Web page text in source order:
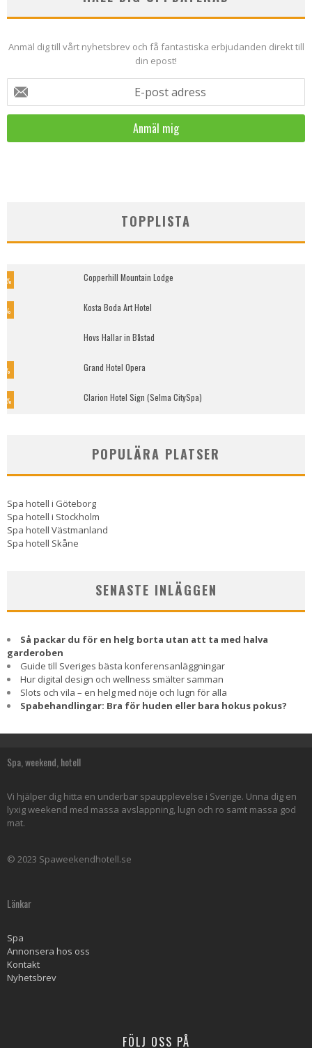
Anmäl dig till vårt nyhetsbrev och få fantastiska erbjudanden direkt till
din epost!
E-post adress
TOPPLISTA
% Copperhill Mountain Lodge
% Kosta Boda Art Hotel
Hovs Hallar in Båstad
% Grand Hotel Opera
% Clarion Hotel Sign (Selma CitySpa)
POPULÄRA PLATSER
Spa hotell i Göteborg
Spa hotell i Stockholm
Spa hotell Västmanland
Spa hotell Skåne
SENASTE INLÄGGEN
Så packar du för en helg borta utan att ta med halva
garderoben
Guide till Sveriges bästa konferensanläggningar
Hur digital design och wellness smälter samman
Slots och vila – en helg med nöje och lugn för alla
Spabehandlingar: Bra för huden eller bara hokus pokus?
Spa, weekend, hotell
Vi hjälper dig hitta en underbar spaupplevelse i Sverige. Unna dig en
lyxig weekend med massa avslappning, lugn och ro samt massa god
mat.
© 2023 Spaweekendhotell.se
Länkar
Spa
Annonsera hos oss
Kontakt
Nyhetsbrev
FÖLJ OSS PÅ